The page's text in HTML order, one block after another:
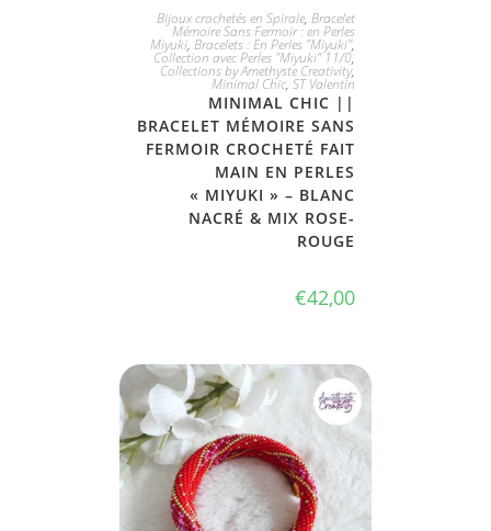
JE L'ADOPTE
Bijoux crochetés en Spirale, Bracelet
Mémoire Sans Fermoir : en Perles
Miyuki, Bracelets : En Perles "Miyuki",
Collection avec Perles "Miyuki" 11/0,
Collections by Amethyste Creativity,
Minimal Chic, ST Valentin
MINIMAL CHIC ||
BRACELET MÉMOIRE SANS
FERMOIR CROCHETÉ FAIT
MAIN EN PERLES
« MIYUKI » – BLANC
NACRÉ & MIX ROSE-
ROUGE
€42,00